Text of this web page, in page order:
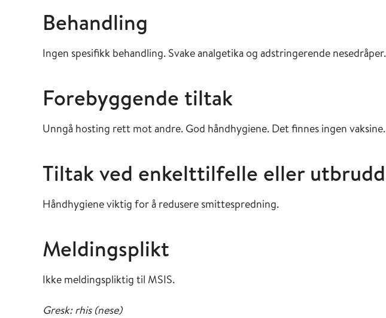
Behandling
Ingen spesifikk behandling. Svake analgetika og adstringerende nesedråper.
Forebyggende tiltak
Unngå hosting rett mot andre. God håndhygiene. Det finnes ingen vaksine.
Tiltak ved enkelttilfelle eller utbrudd
Håndhygiene viktig for å redusere smittespredning.
Meldingsplikt
Ikke meldingspliktig til MSIS.
Gresk: rhis (nese)